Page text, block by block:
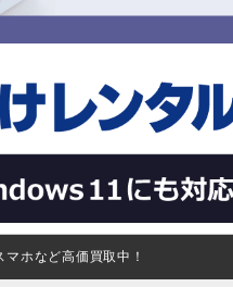
マホなど高価買取中！